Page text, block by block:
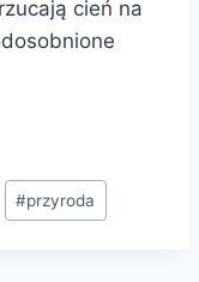
cień na
#przyroda